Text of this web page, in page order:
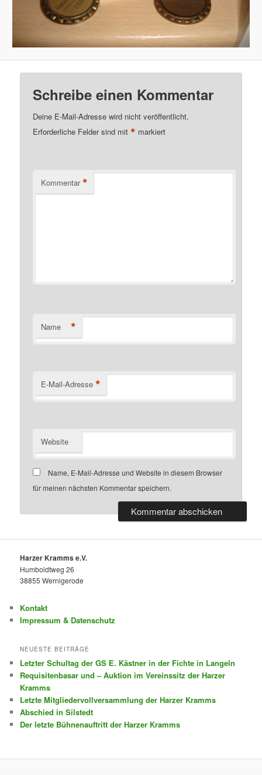
Schreibe einen Kommentar
Deine E-Mail-Adresse wird nicht veröffentlicht.
Erforderliche Felder sind mit* markiert
Kommentar *
Name *
E-Mail-Adresse *
Website
Name, E-Mail-Adresse und Website in diesem Browser
für meinen nächsten Kommentar speichern.
Harzer Kramms e.V.
Humboldtweg 26
38855 Wernigerode
Kontakt
Impressum & Datenschutz
NEUESTE BEITRÄGE
Letzter Schultag der GS E. Kästner in der Fichte in Langeln
Requisitenbasar und – Auktion im Vereinssitz der Harzer
Kramms
Letzte Mitgliedervollversammlung der Harzer Kramms
Abschied in Silstedt
Der letzte Bühnenauftritt der Harzer Kramms